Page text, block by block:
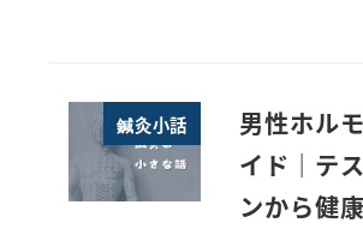
鍼灸小話
男性ホル
イド｜テ
ンから健